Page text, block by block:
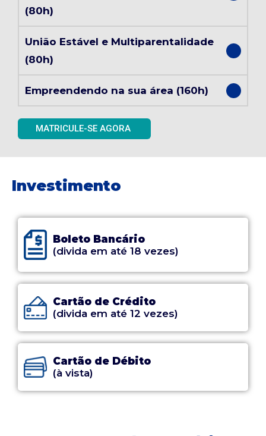
(80h)
União Estável e Multiparentalidade
(80h)
Empreendendo na sua área (160h)
MATRICULE-SE AGORA
Investimento
Boleto Bancário
(divida em até 18 vezes)
Cartão de Crédito
(divida em até 12 vezes)
Cartão de Débito
(à vista)